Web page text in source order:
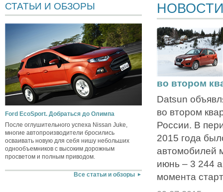
СТАТЬИ И ОБЗОРЫ
Ford EcoSport. Добраться до Олимпа
После оглушительного успеха Nissan Juke,
многие автопроизводители бросились
осваивать новую для себя нишу небольших
однообъемников с высоким дорожным
просветом и полным приводом.
Все статьи и обзоры
НОВОСТИ
во втором
Datsun
во втором
России. В
2015 года
автомобилей
июнь – 3 244
момента